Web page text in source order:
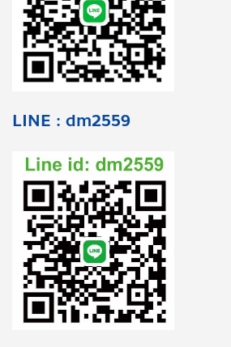
LINE : dm2559